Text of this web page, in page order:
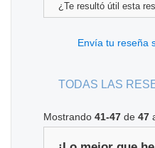
¿Te resultó útil esta
Envía tu reseña
TODAS LAS
Mostrando 41-47 de 47